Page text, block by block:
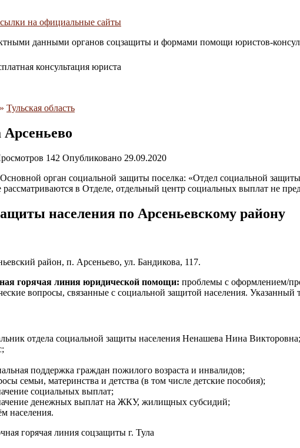
на официальные сайты
данными органов соцзащиты и формами помощи юристов-
консультация юриста
» Тульская область
142 Опубликовано 29.09.2020
орган социальной защиты поселка: «Отдел социальной
в Отделе, отдельный центр социальных выплат не
населения по Арсеньевскому району
район, п. Арсеньево, ул. Бандикова, 117.
горячая линия юридической помощи: проблемы с оформлением/
вопросы, связанные с социальной защитой населения. Указанный
отдела социальной защиты населения Ненашева Нина Викторовна;
поддержка граждан пожилого возраста и инвалидов;
семьи, материнства и детства (в том числе детские пособия);
социальных выплат;
денежных выплат на ЖКУ, жилищных субсидий;
населения.
горячая линия соцзащиты г. Тула